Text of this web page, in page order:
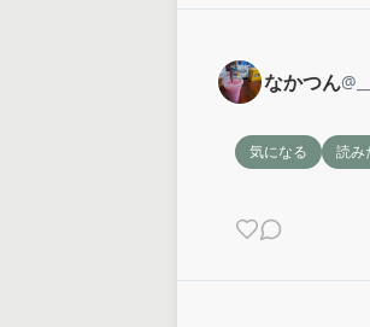
なかつん@
気になる 読み